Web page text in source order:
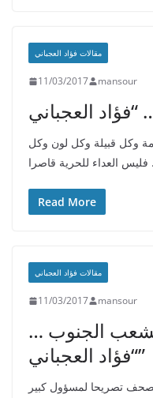
مقالات فؤاد العجباني
11/03/2017 mansour
وكل قبيلة وكل لون وكل
العداء للحرية قاصرا
Read More
مقالات فؤاد العجباني
11/03/2017 mansour
لشعب الجنوب …
“فؤاد العجباني”
تصريحا لمسؤول كبير